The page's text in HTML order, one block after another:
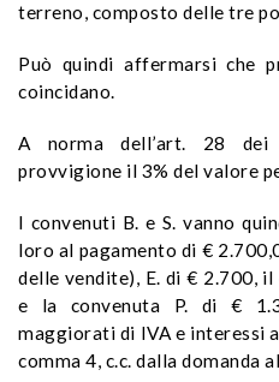
terreno, composto delle tre
Può quindi affermarsi che
coincidano.
A norma dell’art. 28
provvigione il 3% del valore
I convenuti B. e S. vanno
loro al pagamento di €
delle vendite), E. di € 2.700,
e la convenuta P. di €
maggiorati di IVA e interessi
comma 4, c.c. dalla domanda